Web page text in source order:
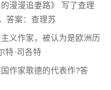
漫漫追妻路》 写了查理
答案：查理苏
义作家，被认为是欧洲历
特·司各特
作家歌德的代表作?答